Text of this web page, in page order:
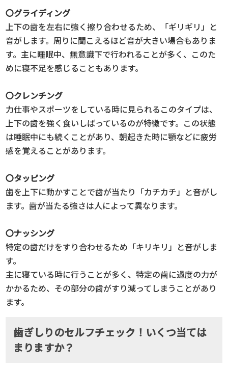
〇グライディング
上下の歯を左右に強く擦り合わせるため、「ギリギリ」と
音がします。周りに聞こえるほど音が大きい場合もありま
す。主に睡眠中、無意識下で行われることが多く、このた
めに寝不足を感じることもあります。
〇クレンチング
力仕事やスポーツをしている時に見られるこのタイプは、
上下の歯を強く食いしばっているのが特徴です。この状態
は睡眠中にも続くことがあり、朝起きた時に顎などに疲労
感を覚えることがあります。
〇タッピング
歯を上下に動かすことで歯が当たり「カチカチ」と音がし
ます。歯が当たる強さは人によって異なります。
〇ナッシング
特定の歯だけをすり合わせるため「キリキリ」と音がしま
す。
主に寝ている時に行うことが多く、特定の歯に過度の力が
かかるため、その部分の歯がすり減ってしまうことがあり
ます。
歯ぎしりのセルフチェック！いくつ当ては
まりますか？